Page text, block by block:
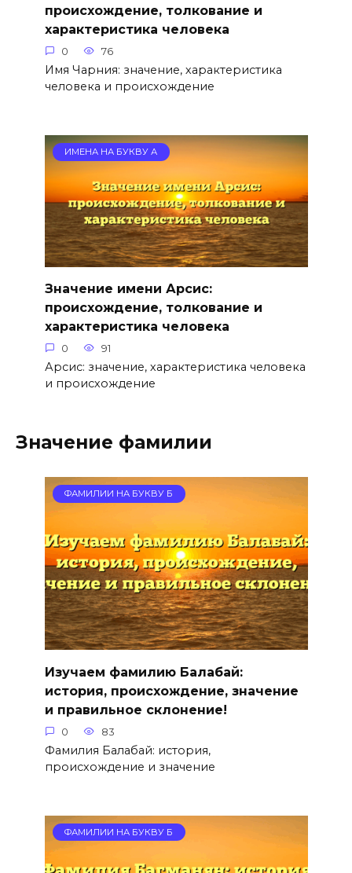
происхождение, толкование и
характеристика человека
0 76
Имя Чарния: значение, характеристика
человека и происхождение
ИМЕНА НА БУКВУ А
Значение имени Арсис:
происхождение, толкование и
характеристика человека
0 91
Арсис: значение, характеристика человека
и происхождение
Значение фамилии
ФАМИЛИИ НА БУКВУ Б
Изучаем фамилию Балабай:
история, происхождение, значение
и правильное склонение!
0 83
Фамилия Балабай: история,
происхождение и значение
ФАМИЛИИ НА БУКВУ Б